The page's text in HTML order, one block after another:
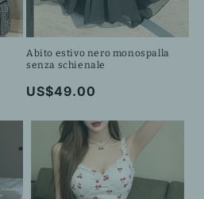
Abito estivo nero monospalla
senza schienale
Prezzo
listino
US$49.00